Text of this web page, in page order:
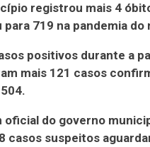
registrou mais 4
719 na pandemia
positivos durante a
mais 121 casos
oficial do governo
suspeitos